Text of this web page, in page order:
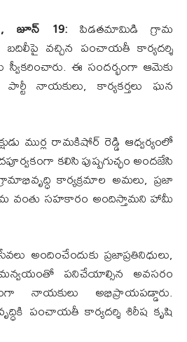
జూన్ 19: పిడతమామిడి గ్రామ
వచ్చిన పంచాయతీ కార్యదర్శి
స్వీకరించారు. ఈ సందర్భంగా ఆమెకు
నాయకులు, కార్యకర్తలు ఘన
ముర్ల రామకిషోర్ రెడ్డి ఆధ్వర్యంలో
కలిసి పుష్పగుచ్ఛం అందజేసి
కార్యక్రమాల అమలు, ప్రజా
వంతు సహకారం అందిస్తామని హామీ
అందించేందుకు ప్రజాప్రతినిధులు,
పనిచేయాల్సిన అవసరం
నాయకులు అభిప్రాయపడ్డారు.
పంచాయతీ కార్యదర్శి శిరీష కృషి